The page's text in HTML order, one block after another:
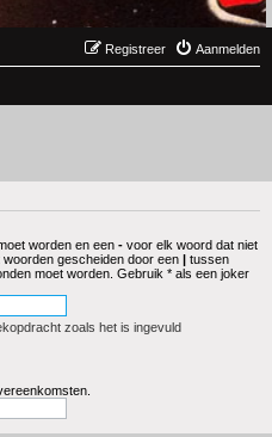
Aanmelden
Registreer
worden en een - voor elk woord dat niet
gescheiden door een | tussen
moet worden. Gebruik * als een joker
zoals het is ingevuld